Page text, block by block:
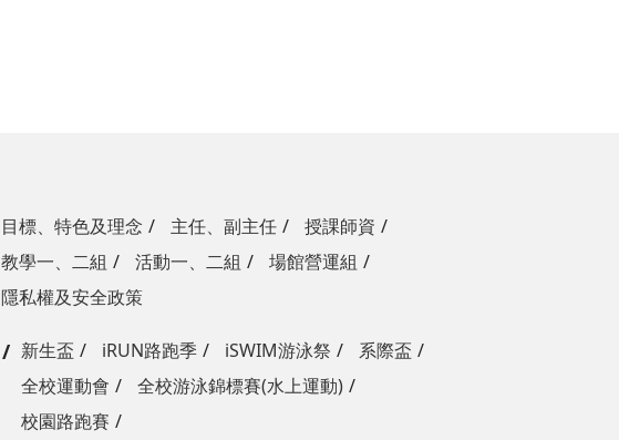
目標、特色及理念 主任、副主任
授課師資
教學一、二組
活動一、二組
場館營運組
隱私權及安全政策
新生盃 iRUN路跑季 iSWIM游泳祭
系際盃
全校運動會
全校游泳錦標賽(水上運動)
校園路跑賽